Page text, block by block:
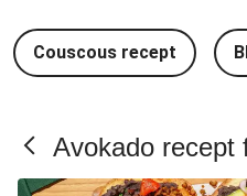
Couscous recept
Avokado recept